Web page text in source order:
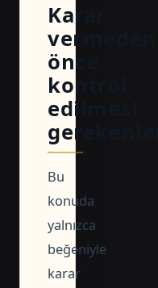
Karar
vermeden
önce
kontrol
edilmesi
gerekenler
Bu
konuda
yalnızca
beğeniyle
karar